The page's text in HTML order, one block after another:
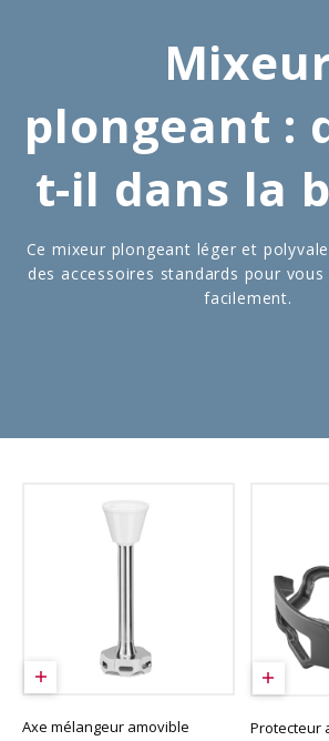
plongeant :
t-il dans la
Ce mixeur plongeant léger et
des accessoires standards pour
facilement.
Axe mélangeur amovible Protecteur